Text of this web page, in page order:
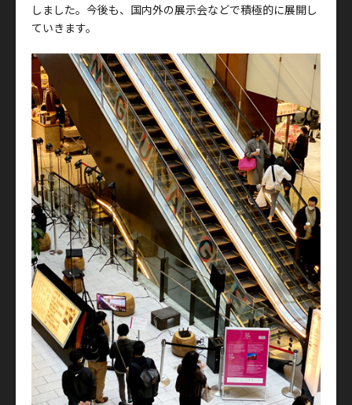
しました。今後も、国内外の展示会などで積極的に展開し
ていきます。